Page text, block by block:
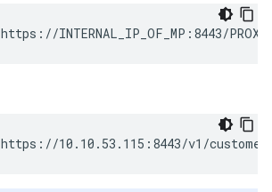
https://INTERNAL_IP_OF_MP:8443/
https://10.10.53.115:8443/v1/